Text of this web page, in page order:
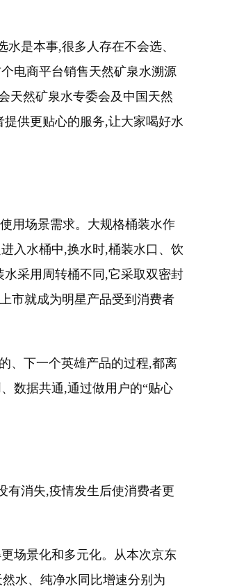
是本事,很多人存在不会选、
电商平台销售天然矿泉水溯源
天然矿泉水专委会及中国天然
供更贴心的服务,让大家喝好水
用场景需求。大规格桶装水作
入水桶中,换水时,桶装水口、饮
采用周转桶不同,它采取双密封
市就成为明星产品受到消费者
、下一个英雄产品的过程,都离
数据共通,通过做用户的“贴心
有消失,疫情发生后使消费者更
场景化和多元化。从本次京东
水、纯净水同比增速分别为